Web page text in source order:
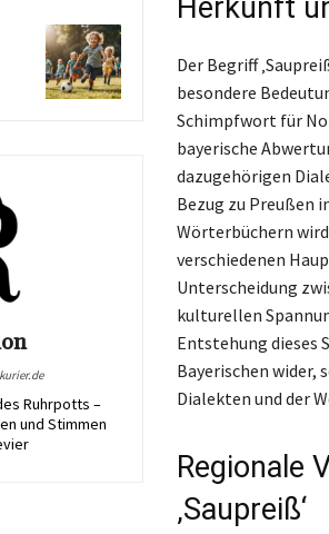
Ruhrpotts –
und Stimmen
Herkunft
Der Begriff
besondere
Schimpfwort für
bayerische
dazugehörigen
Bezug zu Preußen
Wörterbüchern
verschiedenen
Unterscheidung
kulturellen
Entstehung dieses
Bayerischen wider,
Dialekten und der
Regionale
‚Saupreiß‘